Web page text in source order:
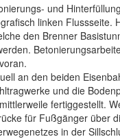
und
linken Flussseite.
den Brenner
an den beiden
und die
fertiggestellt.
für Fußgänger über
in der